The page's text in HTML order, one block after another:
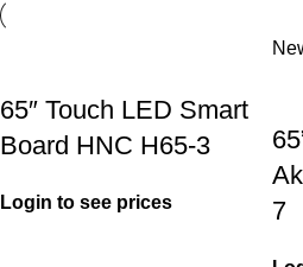
65″ Touch LED Smart
Board HNC H65-3
Login to see prices
7